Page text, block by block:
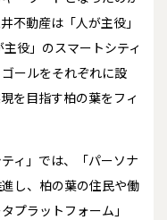
不動産は「人が主役」
役」のスマートシティ
ールをそれぞれに設
を目指す柏の葉をフィ
ィ」では、「パーソナ
し、柏の葉の住民や働
プラットフォーム」